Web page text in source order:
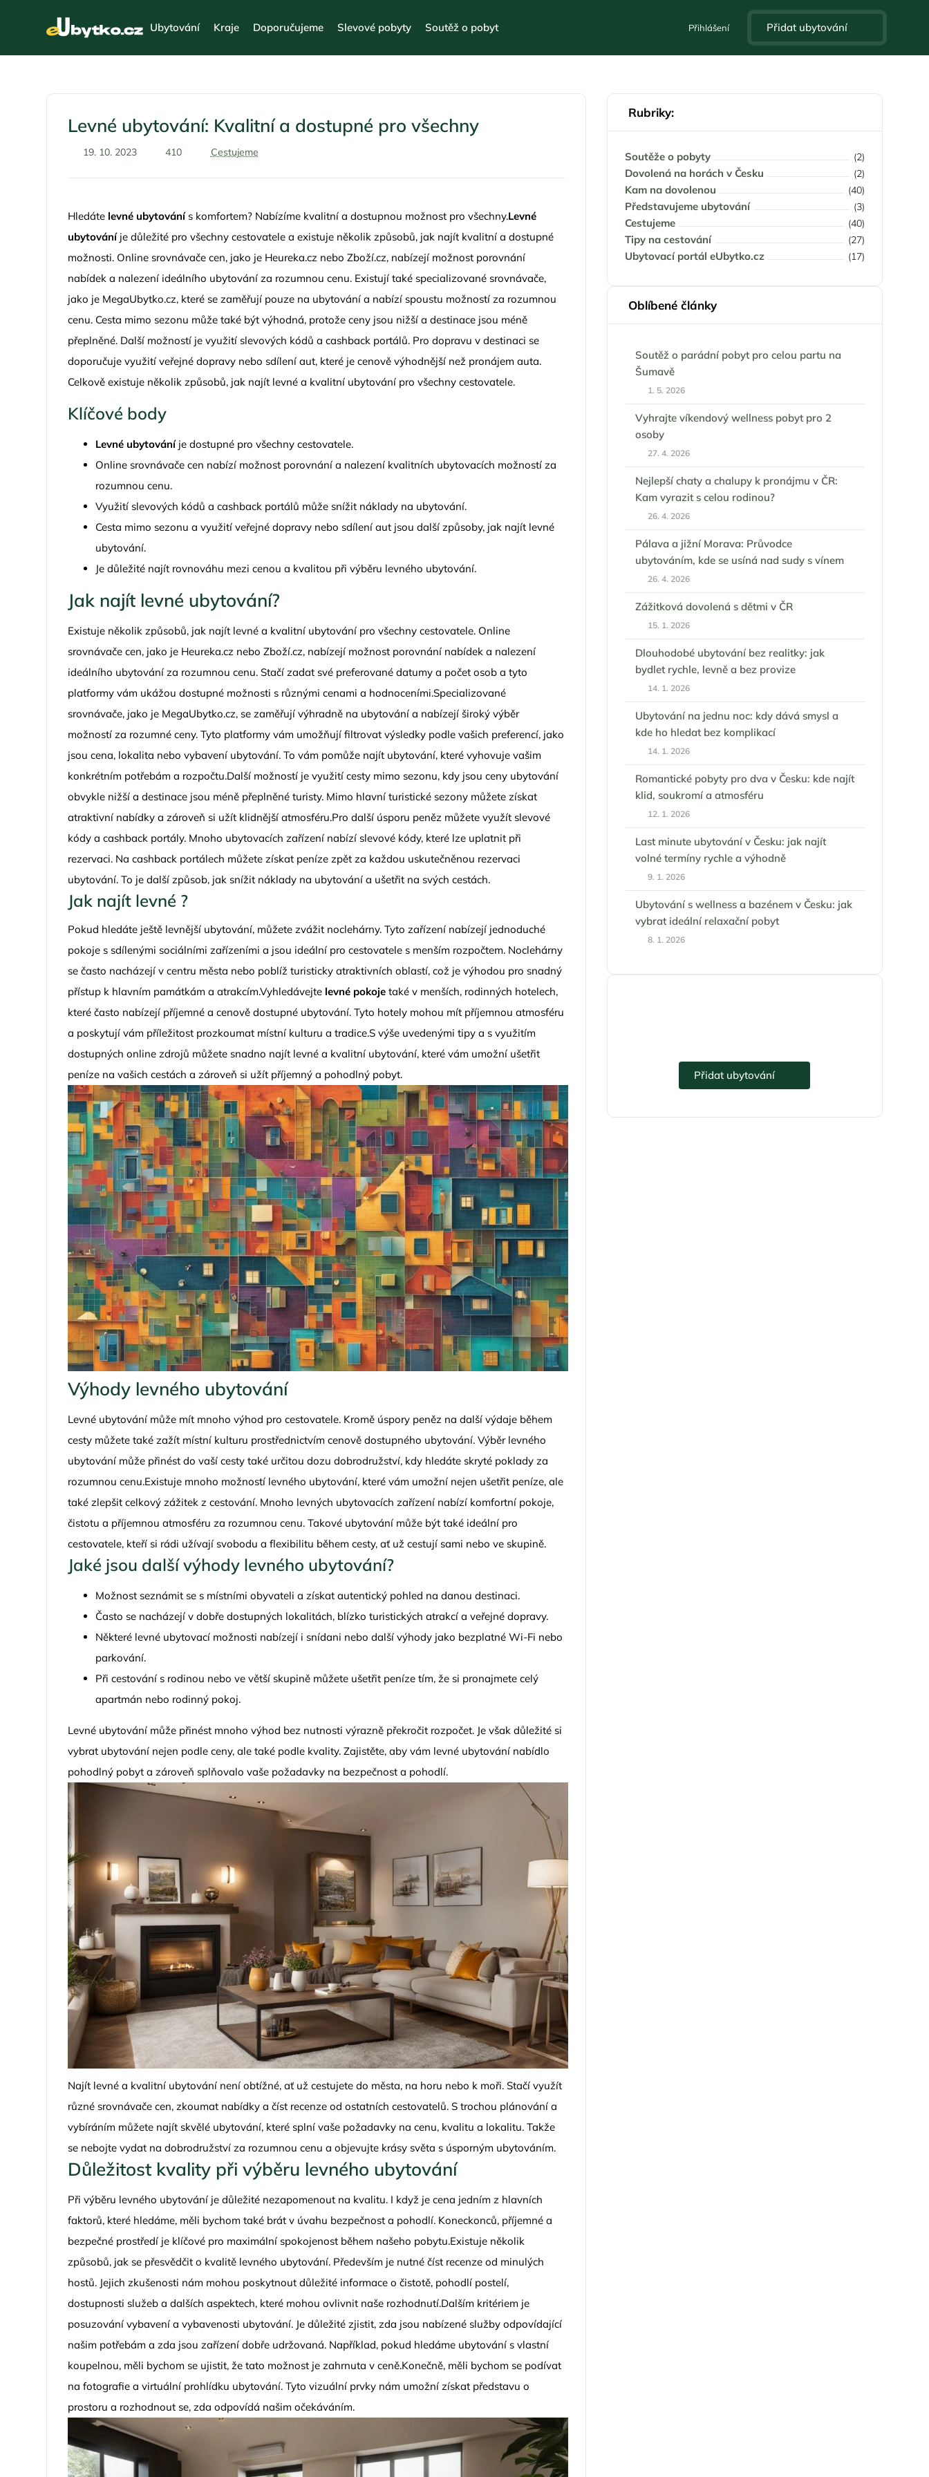
Ubytování Kraje Doporučujeme Slevové pobyty Soutěž o pobyt Přihlášení Přidat ubytování
Rubriky:
Soutěže o pobyty (2)
Dovolená na horách v Česku (2)
Kam na dovolenou (40)
Představujeme ubytování (3)
Cestujeme (40)
Tipy na cestování (27)
Ubytovací portál eUbytko.cz (17)
Oblíbené články
Soutěž o parádní pobyt pro celou partu na
Šumavě
1. 5. 2026
Vyhrajte víkendový wellness pobyt pro 2
osoby
27. 4. 2026
Nejlepší chaty a chalupy k pronájmu v ČR:
Kam vyrazit s celou rodinou?
26. 4. 2026
Pálava a jižní Morava: Průvodce
ubytováním, kde se usíná nad sudy s vínem
26. 4. 2026
Zážitková dovolená s dětmi v ČR
15. 1. 2026
Dlouhodobé ubytování bez realitky: jak
bydlet rychle, levně a bez provize
14. 1. 2026
Ubytování na jednu noc: kdy dává smysl a
kde ho hledat bez komplikací
14. 1. 2026
Romantické pobyty pro dva v Česku: kde najít
klid, soukromí a atmosféru
12. 1. 2026
Last minute ubytování v Česku: jak najít
volné termíny rychle a výhodně
9. 1. 2026
Ubytování s wellness a bazénem v Česku: jak
vybrat ideální relaxační pobyt
8. 1. 2026
Přidat ubytování
Levné ubytování: Kvalitní a dostupné pro všechny
19. 10. 2023 410 Cestujeme
Hledáte levné ubytovánís komfortem? Nabízíme kvalitní a dostupnou možnost pro všechny.Levné
ubytováníje důležité pro všechny cestovatele a existuje několik způsobů, jak najít kvalitní a dostupné
možnosti. Online srovnávače cen, jako je Heureka.cz nebo Zboží.cz, nabízejí možnost porovnání
nabídek a nalezení ideálního ubytování za rozumnou cenu. Existují také specializované srovnávače,
jako je MegaUbytko.cz, které se zaměřují pouze na ubytování a nabízí spoustu možností za rozumnou
cenu. Cesta mimo sezonu může také být výhodná, protože ceny jsou nižší a destinace jsou méně
přeplněné. Další možností je využití slevových kódů a cashback portálů. Pro dopravu v destinaci se
doporučuje využití veřejné dopravy nebo sdílení aut, které je cenově výhodnější než pronájem auta.
Celkově existuje několik způsobů, jak najít levné a kvalitní ubytování pro všechny cestovatele.
Klíčové body
Levné ubytováníje dostupné pro všechny cestovatele.
Online srovnávače cen nabízí možnost porovnání a nalezení kvalitních ubytovacích možností za
rozumnou cenu.
Využití slevových kódů a cashback portálů může snížit náklady na ubytování.
Cesta mimo sezonu a využití veřejné dopravy nebo sdílení aut jsou další způsoby, jak najít levné
ubytování.
Je důležité najít rovnováhu mezi cenou a kvalitou při výběru levného ubytování.
Jak najít levné ubytování?
Existuje několik způsobů, jak najít levné a kvalitní ubytování pro všechny cestovatele. Online
srovnávače cen, jako je Heureka.cz nebo Zboží.cz, nabízejí možnost porovnání nabídek a nalezení
ideálního ubytování za rozumnou cenu. Stačí zadat své preferované datumy a počet osob a tyto
platformy vám ukážou dostupné možnosti s různými cenami a hodnoceními.Specializované
srovnávače, jako je MegaUbytko.cz, se zaměřují výhradně na ubytování a nabízejí široký výběr
možností za rozumné ceny. Tyto platformy vám umožňují filtrovat výsledky podle vašich preferencí, jako
jsou cena, lokalita nebo vybavení ubytování. To vám pomůže najít ubytování, které vyhovuje vašim
konkrétním potřebám a rozpočtu.Další možností je využití cesty mimo sezonu, kdy jsou ceny ubytování
obvykle nižší a destinace jsou méně přeplněné turisty. Mimo hlavní turistické sezony můžete získat
atraktivní nabídky a zároveň si užít klidnější atmosféru.Pro další úsporu peněz můžete využít slevové
kódy a cashback portály. Mnoho ubytovacích zařízení nabízí slevové kódy, které lze uplatnit při
rezervaci. Na cashback portálech můžete získat peníze zpět za každou uskutečněnou rezervaci
ubytování. To je další způsob, jak snížit náklady na ubytování a ušetřit na svých cestách.
Jak najít levné ?
Pokud hledáte ještě levnější ubytování, můžete zvážit noclehárny. Tyto zařízení nabízejí jednoduché
pokoje s sdílenými sociálními zařízeními a jsou ideální pro cestovatele s menším rozpočtem. Noclehárny
se často nacházejí v centru města nebo poblíž turisticky atraktivních oblastí, což je výhodou pro snadný
přístup k hlavním památkám a atrakcím.Vyhledávejte levné pokoje také v menších, rodinných hotelech,
které často nabízejí příjemné a cenově dostupné ubytování. Tyto hotely mohou mít příjemnou atmosféru
a poskytují vám příležitost prozkoumat místní kulturu a tradice.S výše uvedenými tipy a s využitím
dostupných online zdrojů můžete snadno najít levné a kvalitní ubytování, které vám umožní ušetřit
peníze na vašich cestách a zároveň si užít příjemný a pohodlný pobyt.
Výhody levného ubytování
Levné ubytování může mít mnoho výhod pro cestovatele. Kromě úspory peněz na další výdaje během
cesty můžete také zažít místní kulturu prostřednictvím cenově dostupného ubytování. Výběr levného
ubytování může přinést do vaší cesty také určitou dozu dobrodružství, kdy hledáte skryté poklady za
rozumnou cenu.Existuje mnoho možností levného ubytování, které vám umožní nejen ušetřit peníze, ale
také zlepšit celkový zážitek z cestování. Mnoho levných ubytovacích zařízení nabízí komfortní pokoje,
čistotu a příjemnou atmosféru za rozumnou cenu. Takové ubytování může být také ideální pro
cestovatele, kteří si rádi užívají svobodu a flexibilitu během cesty, ať už cestují sami nebo ve skupině.
Jaké jsou další výhody levného ubytování?
Možnost seznámit se s místními obyvateli a získat autentický pohled na danou destinaci.
Často se nacházejí v dobře dostupných lokalitách, blízko turistických atrakcí a veřejné dopravy.
Některé levné ubytovací možnosti nabízejí i snídani nebo další výhody jako bezplatné Wi-Fi nebo
parkování.
Při cestování s rodinou nebo ve větší skupině můžete ušetřit peníze tím, že si pronajmete celý
apartmán nebo rodinný pokoj.
Levné ubytování může přinést mnoho výhod bez nutnosti výrazně překročit rozpočet. Je však důležité si
vybrat ubytování nejen podle ceny, ale také podle kvality. Zajistěte, aby vám levné ubytování nabídlo
pohodlný pobyt a zároveň splňovalo vaše požadavky na bezpečnost a pohodlí.
Najít levné a kvalitní ubytování není obtížné, ať už cestujete do města, na horu nebo k moři. Stačí využít
různé srovnávače cen, zkoumat nabídky a číst recenze od ostatních cestovatelů. S trochou plánování a
vybíráním můžete najít skvělé ubytování, které splní vaše požadavky na cenu, kvalitu a lokalitu. Takže
se nebojte vydat na dobrodružství za rozumnou cenu a objevujte krásy světa s úsporným ubytováním.
Důležitost kvality při výběru levného ubytování
Při výběru levného ubytování je důležité nezapomenout na kvalitu. I když je cena jedním z hlavních
faktorů, které hledáme, měli bychom také brát v úvahu bezpečnost a pohodlí. Koneckonců, příjemné a
bezpečné prostředí je klíčové pro maximální spokojenost během našeho pobytu.Existuje několik
způsobů, jak se přesvědčit o kvalitě levného ubytování. Především je nutné číst recenze od minulých
hostů. Jejich zkušenosti nám mohou poskytnout důležité informace o čistotě, pohodlí postelí,
dostupnosti služeb a dalších aspektech, které mohou ovlivnit naše rozhodnutí.Dalším kritériem je
posuzování vybavení a vybavenosti ubytování. Je důležité zjistit, zda jsou nabízené služby odpovídající
našim potřebám a zda jsou zařízení dobře udržovaná. Například, pokud hledáme ubytování s vlastní
koupelnou, měli bychom se ujistit, že tato možnost je zahrnuta v ceně.Konečně, měli bychom se podívat
na fotografie a virtuální prohlídku ubytování. Tyto vizuální prvky nám umožní získat představu o
prostoru a rozhodnout se, zda odpovídá našim očekáváním.